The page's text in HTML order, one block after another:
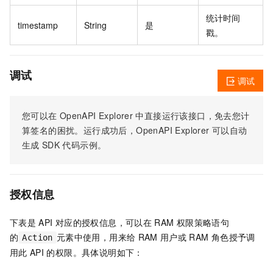
timestamp String 是
统计时间
戳。
调试
您可以在 OpenAPI Explorer 中直接运行该接口，免去您计
算签名的困扰。运行成功后，OpenAPI Explorer 可以自动
生成 SDK 代码示例。
调试
授权信息
下表是 API 对应的授权信息，可以在 RAM 权限策略语句
的 Action 元素中使用，用来给 RAM 用户或 RAM 角色授予调
用此 API 的权限。具体说明如下：